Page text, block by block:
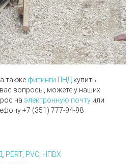
а также фитинги ПНД купить
вопросы, можете у наших
на электронную почту или
+7 (351) 777-94-98
PERT, PVC, НПВХ